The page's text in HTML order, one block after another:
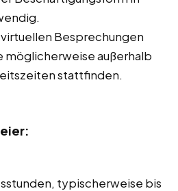
Besprechungen
möglicherweise außerhalb
stattfinden.
typischerweise bis